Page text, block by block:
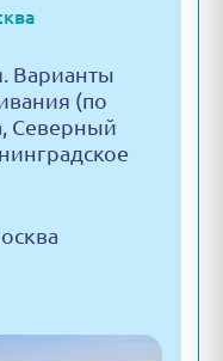
Варианты
(по
Северный